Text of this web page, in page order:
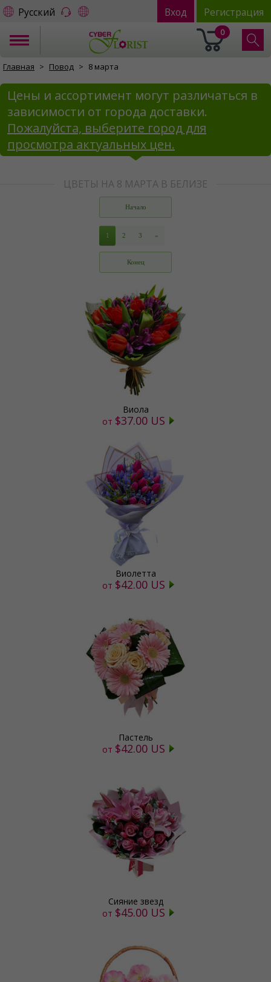
Русский Вход Регистрация
0
Главная Повод 8 марта
Цены и ассортимент могут различаться в
зависимости от города доставки.
Пожалуйста, выберите город для
просмотра актуальных цен.
ЦВЕТЫ НА 8 МАРТА В БЕЛИЗЕ
Начало
1 2 3 »
Конец
Виола
от $37.00 US
Виолетта
от $42.00 US
Пастель
от $42.00 US
Сияние звезд
от $45.00 US